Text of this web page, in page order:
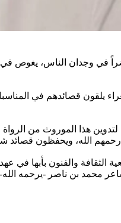
في وجدان الناس، يغوص في
يلقون قصائدهم في
هذا الموروث من
الثقافة والفنون بأبها في
محمد بن ناصر -يرحمه